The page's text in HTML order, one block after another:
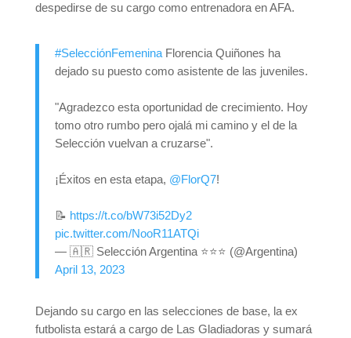
despedirse de su cargo como entrenadora en AFA.
#SelecciónFemeninaFlorencia Quiñones ha
dejado su puesto como asistente de las juveniles.
"Agradezco esta oportunidad de crecimiento. Hoy
tomo otro rumbo pero ojalá mi camino y el de la
Selección vuelvan a cruzarse".
¡Éxitos en esta etapa, @FlorQ7!
📝 https://t.co/bW73i52Dy2
pic.twitter.com/NooR11ATQi
— 🇦🇷 Selección Argentina ⭐⭐⭐ (@Argentina)
April 13, 2023
Dejando su cargo en las selecciones de base, la ex
futbolista estará a cargo de Las Gladiadoras y sumará